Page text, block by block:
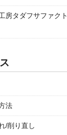
房タダフサファクト
法
/削り直し